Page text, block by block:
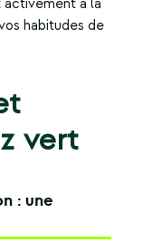
activement à la
habitudes de
vert
: une